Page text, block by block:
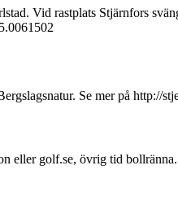
Vid rastplats Stjärnfors
Se mer på http://
eller golf.se, övrig tid